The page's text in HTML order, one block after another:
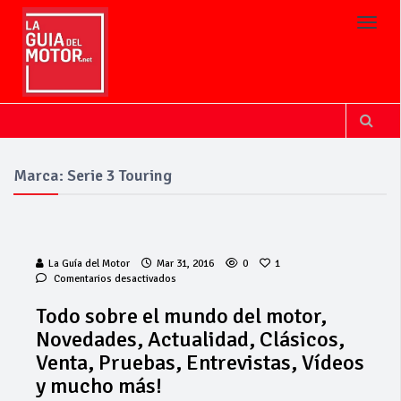
Marca: Serie 3 Touring
La Guía del Motor Mar 31, 2016 0
1
Comentarios desactivados
el
mundo
del
motor,
Todo sobre el mundo del motor,
Novedades, Actualidad, Clásicos,
Venta, Pruebas, Entrevistas, Vídeos
y mucho más!